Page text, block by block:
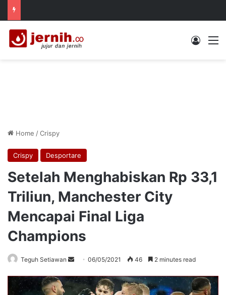
Log In
Home /Crispy
Crispy Desportare
Setelah Menghabiskan Rp 33,1
Triliun, Manchester City
Mencapai Final Liga
Champions
Teguh Setiawan
Send
email
06/05/2021 46 2 minutes read